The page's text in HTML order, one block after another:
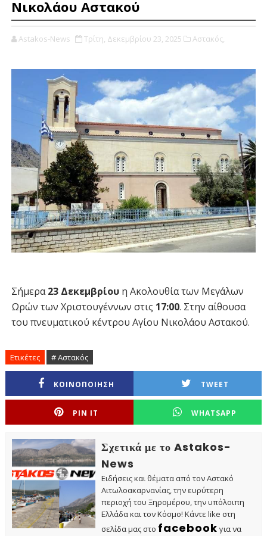
Νικολάου Αστακού
Astakos-News Τρίτη, Δεκεμβρίου 23, 2025 Αστακός,
Σήμερα23 Δεκεμβρίουη Ακολουθία των Μεγάλων
Ωρών των Χριστουγέννων στις 17:00. Στην αίθουσα
του πνευματικού κέντρου Αγίου Νικολάου Αστακού.
Ετικέτες # Αστακός
ΚΟΙΝΟΠΟΙΗΣΗ TWEET
PIN IT WHATSAPP
Σχετικά με το Astakos-
News
Ειδήσεις και θέματα από τον Αστακό
Αιτωλοακαρνανίας, την ευρύτερη
περιοχή του Ξηρομέρου, την υπόλοιπη
Ελλάδα και τον Κόσμο! Κάντε like στη
σελίδα μας στο facebook για να